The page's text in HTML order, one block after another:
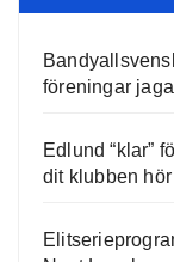
föreningar
Edlund “klar”
dit klubben hör